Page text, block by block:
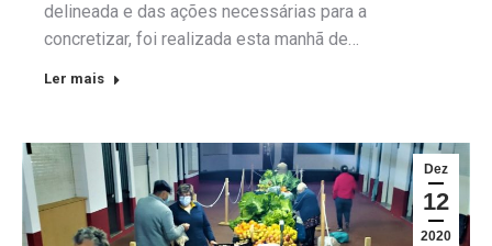
delineada e das ações necessárias para a
concretizar, foi realizada esta manhã de…
Ler mais
Dez
12
2020